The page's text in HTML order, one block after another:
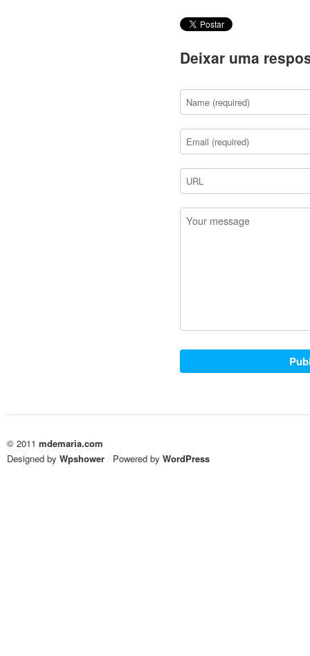
Deixar uma
© 2011 mdemaria.com
Designed by Wpshower / Powered by WordPress